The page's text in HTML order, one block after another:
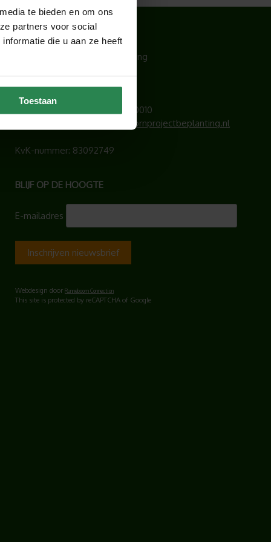
te bieden en om ons
partners voor social
die u aan ze heeft
Toestaan
CONTACT
Hoogendoorn Projectbeplanting
030 – 6340010
info@hoogendoornprojectbeplanting.nl
KvK-nummer: 83092749
BLIJF OP DE HOOGTE
E-mailadres
Webdesign door Runneboom Connection
This site is protected by reCAPTCHA of Google